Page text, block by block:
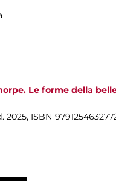
Le forme della
2025, ISBN